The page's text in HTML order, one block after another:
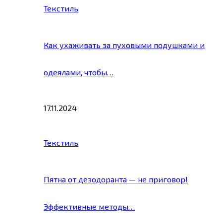
Текстиль
Как ухаживать за пуховыми подушками и
одеялами, чтобы…
17.11.2024
Текстиль
Пятна от дезодоранта — не приговор!
Эффективные методы…